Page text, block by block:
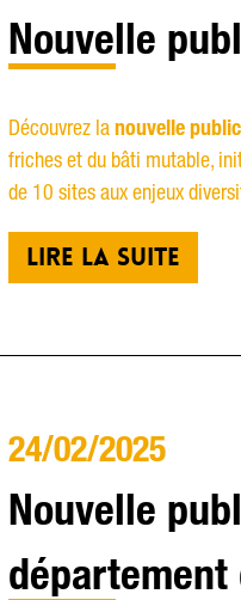
Nouvelle
Découvrez lanouvelle
friches et du bâti mutable,
de 10 sites aux enjeux
LIRE LA SUITE
24/02/2025
Nouvelle
département